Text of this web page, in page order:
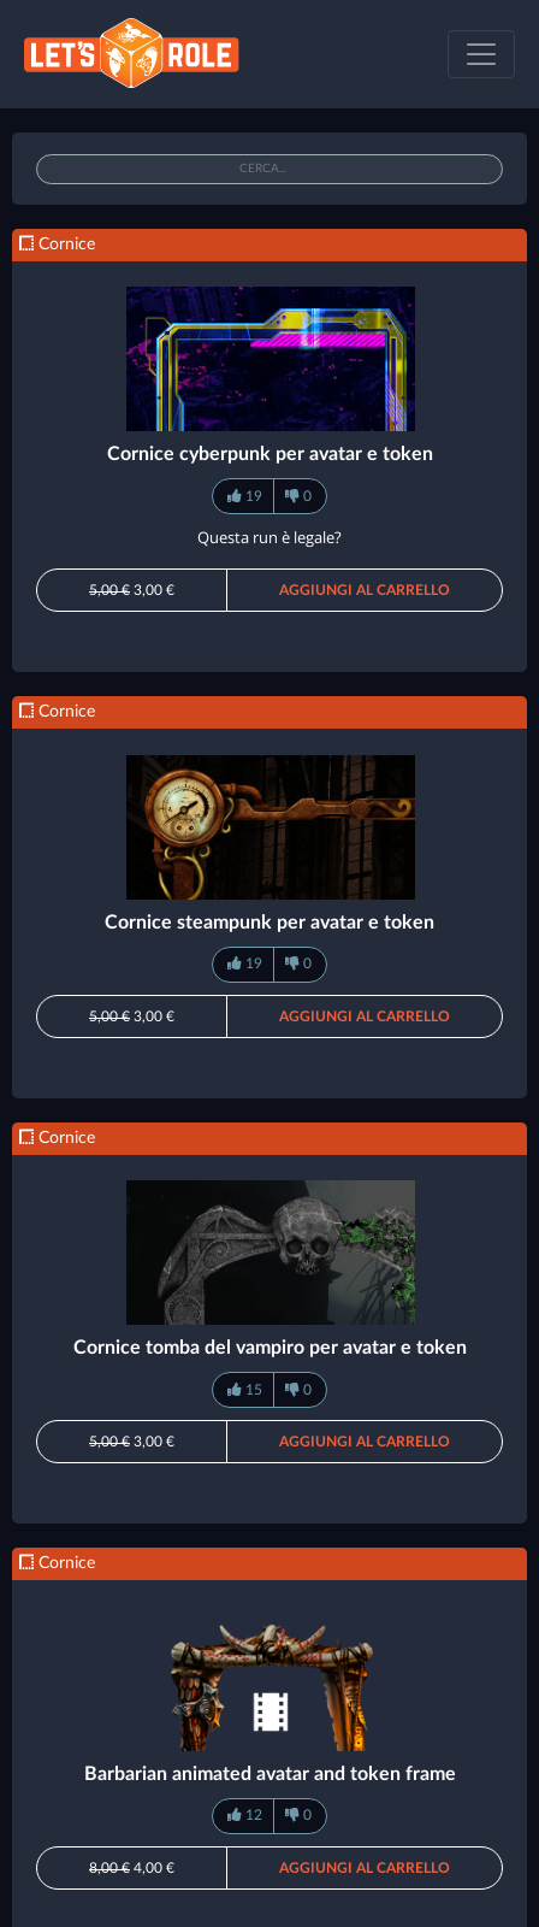
Cornice
Cornice cyberpunk per avatar e token
19 0
Questa run è legale?
5,00 € 3,00 € AGGIUNGI AL CARRELLO
Cornice
Cornice steampunk per avatar e token
19 0
5,00 € 3,00 € AGGIUNGI AL CARRELLO
Cornice
Cornice tomba del vampiro per avatar e token
15 0
5,00 € 3,00 € AGGIUNGI AL CARRELLO
Cornice
Barbarian animated avatar and token frame
12 0
8,00 € 4,00 € AGGIUNGI AL CARRELLO